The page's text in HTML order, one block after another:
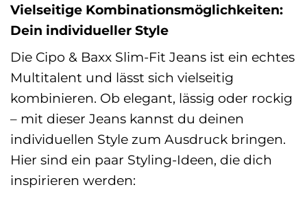
Vielseitige Kombinationsmöglichkeiten:
Dein individueller Style
Die Cipo & Baxx Slim-Fit Jeans ist ein echtes
Multitalent und lässt sich vielseitig
kombinieren. Ob elegant, lässig oder rockig
– mit dieser Jeans kannst du deinen
individuellen Style zum Ausdruck bringen.
Hier sind ein paar Styling-Ideen, die dich
inspirieren werden: